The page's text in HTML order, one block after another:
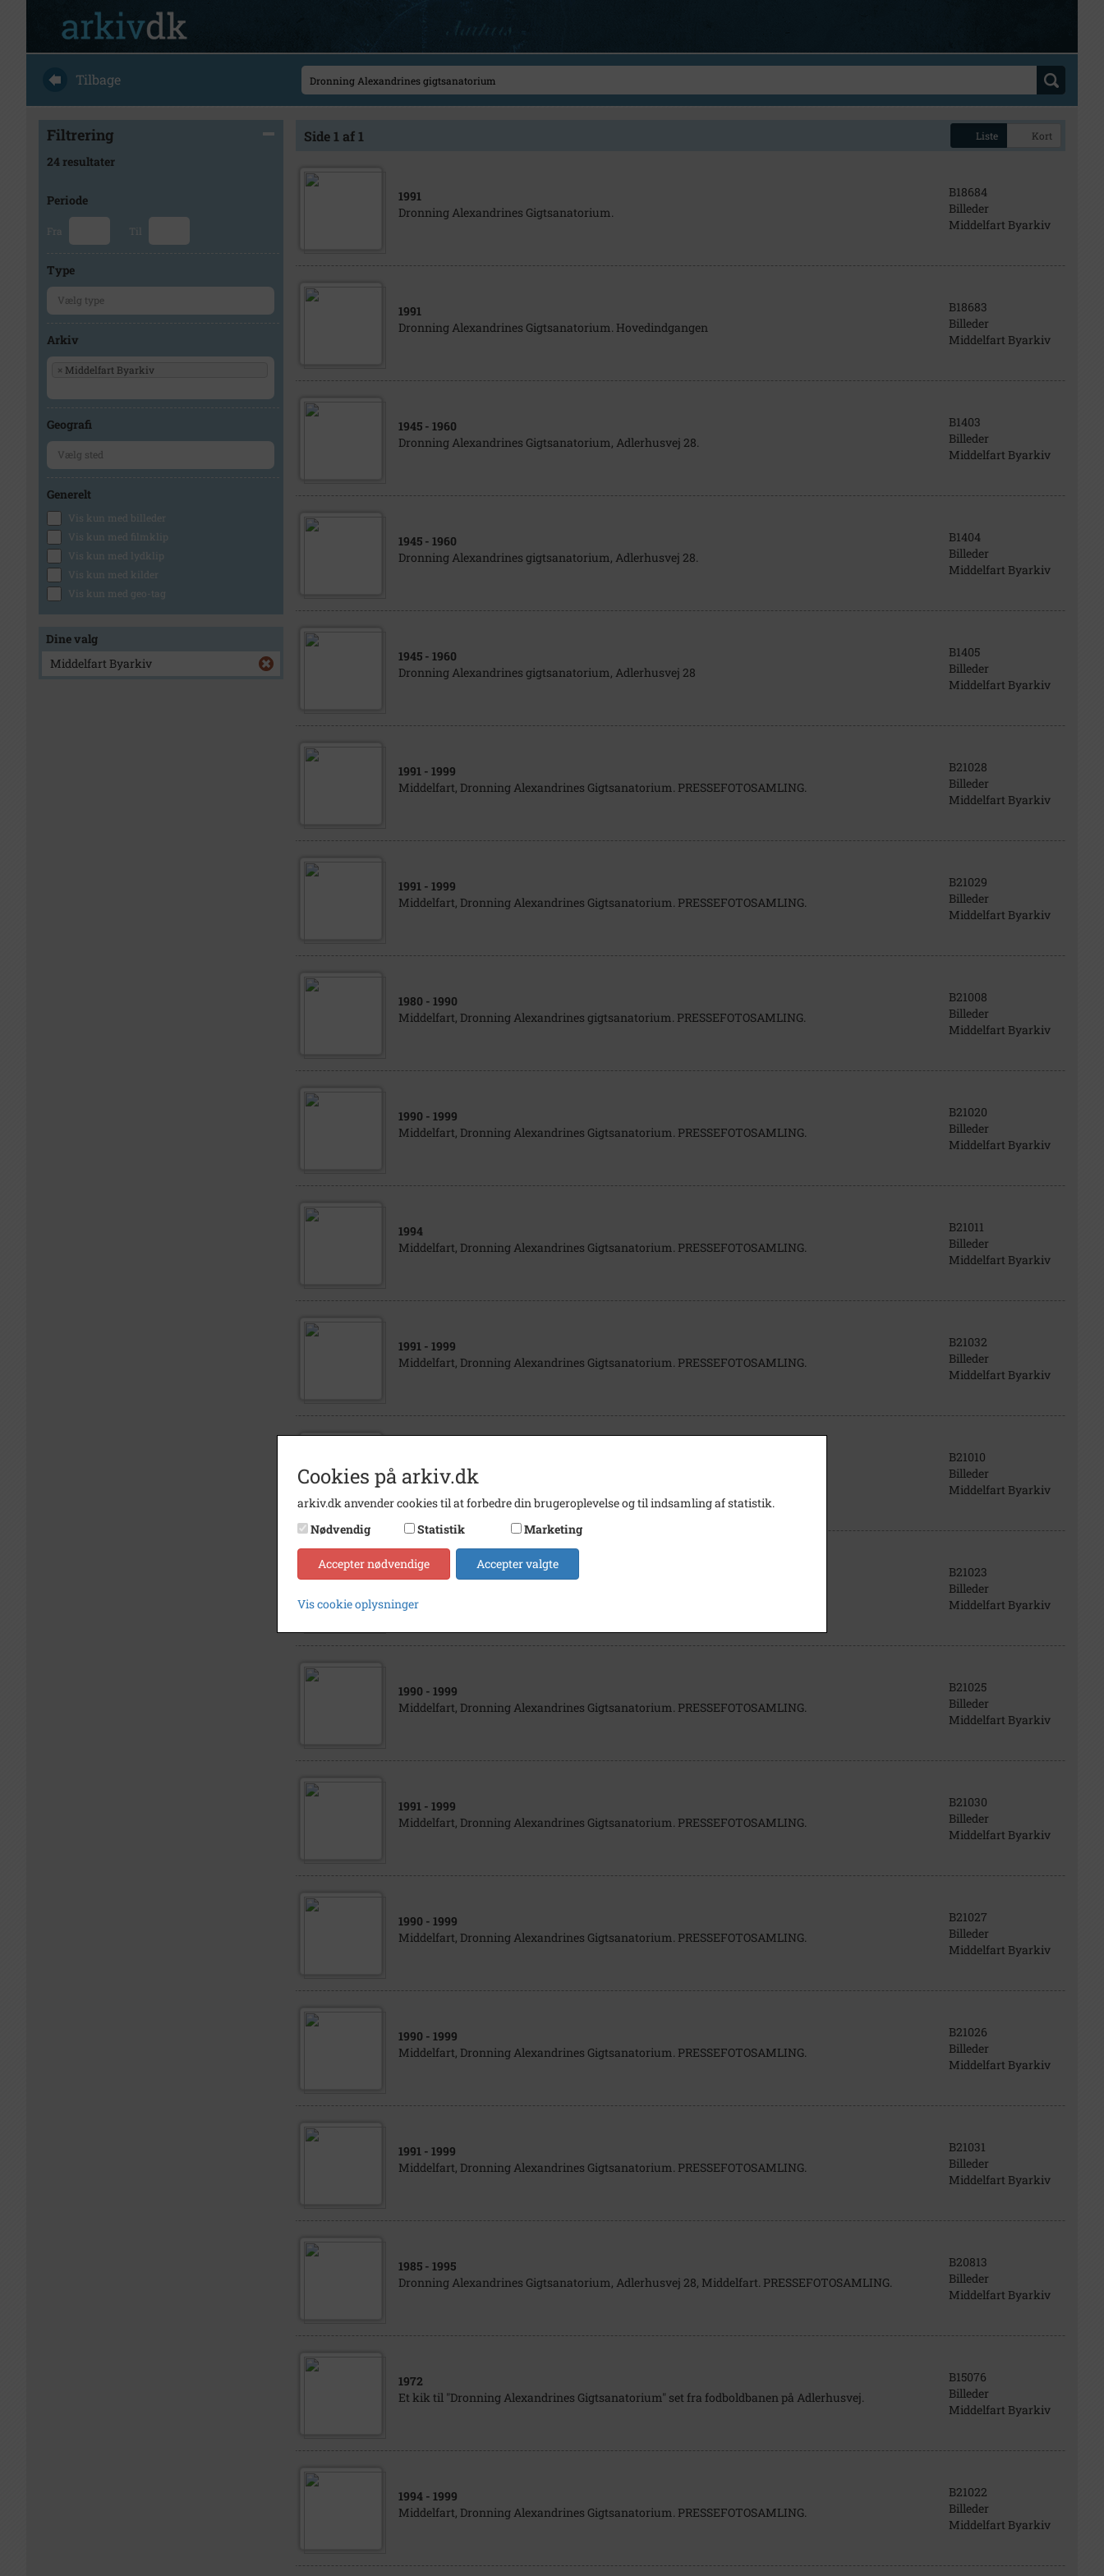
Tilbage
Filtrering
24 resultater
Periode
Fra Til
Type
Arkiv
× Middelfart Byarkiv
Geografi
Generelt
Vis kun med billeder
Vis kun med filmklip
Vis kun med lydklip
Vis kun med kilder
Vis kun med geo-tag
Dine valg
Middelfart Byarkiv
Side 1 af 1 Liste Kort
1991
Dronning Alexandrines Gigtsanatorium.
B18684
Billeder
Middelfart Byarkiv
1991
Dronning Alexandrines Gigtsanatorium. Hovedindgangen
B18683
Billeder
Middelfart Byarkiv
1945 - 1960
Dronning Alexandrines Gigtsanatorium, Adlerhusvej 28.
B1403
Billeder
Middelfart Byarkiv
1945 - 1960
Dronning Alexandrines gigtsanatorium, Adlerhusvej 28.
B1404
Billeder
Middelfart Byarkiv
1945 - 1960
Dronning Alexandrines gigtsanatorium, Adlerhusvej 28
B1405
Billeder
Middelfart Byarkiv
1991 - 1999
Middelfart, Dronning Alexandrines Gigtsanatorium. PRESSEFOTOSAMLING.
B21028
Billeder
Middelfart Byarkiv
1991 - 1999
Middelfart, Dronning Alexandrines Gigtsanatorium. PRESSEFOTOSAMLING.
B21029
Billeder
Middelfart Byarkiv
1980 - 1990
Middelfart, Dronning Alexandrines gigtsanatorium. PRESSEFOTOSAMLING.
B21008
Billeder
Middelfart Byarkiv
1990 - 1999
Middelfart, Dronning Alexandrines Gigtsanatorium. PRESSEFOTOSAMLING.
B21020
Billeder
Middelfart Byarkiv
1994
Middelfart, Dronning Alexandrines Gigtsanatorium. PRESSEFOTOSAMLING.
B21011
Billeder
Middelfart Byarkiv
1991 - 1999
Middelfart, Dronning Alexandrines Gigtsanatorium. PRESSEFOTOSAMLING.
B21032
Billeder
Middelfart Byarkiv
Middelfart, Dronning Alexandrines Gigtsanatorium. PRESSEFOTOSAMLING.
B21010
Billeder
Middelfart Byarkiv
1991- 1999
B21023
Billeder
Middelfart Byarkiv
1990 - 1999
Middelfart, Dronning Alexandrines Gigtsanatorium. PRESSEFOTOSAMLING.
B21025
Billeder
Middelfart Byarkiv
1991 - 1999
Middelfart, Dronning Alexandrines Gigtsanatorium. PRESSEFOTOSAMLING.
B21030
Billeder
Middelfart Byarkiv
1990 - 1999
Middelfart, Dronning Alexandrines Gigtsanatorium. PRESSEFOTOSAMLING.
B21027
Billeder
Middelfart Byarkiv
1990 - 1999
Middelfart, Dronning Alexandrines Gigtsanatorium. PRESSEFOTOSAMLING.
B21026
Billeder
Middelfart Byarkiv
1991 - 1999
Middelfart, Dronning Alexandrines Gigtsanatorium. PRESSEFOTOSAMLING.
B21031
Billeder
Middelfart Byarkiv
1985 - 1995
Dronning Alexandrines Gigtsanatorium, Adlerhusvej 28, Middelfart. PRESSEFOTOSAMLING.
B20813
Billeder
Middelfart Byarkiv
1972
Et kik til "Dronning Alexandrines Gigtsanatorium" set fra fodboldbanen på Adlerhusvej.
B15076
Billeder
Middelfart Byarkiv
1994 - 1999
Middelfart, Dronning Alexandrines Gigtsanatorium. PRESSEFOTOSAMLING.
B21022
Billeder
Middelfart Byarkiv
Cookies på arkiv.dk
arkiv.dk anvender cookies til at forbedre din brugeroplevelse og til indsamling af statistik.
Nødvendig
Statistik Marketing
Accepter nødvendige Accepter valgte
Vis cookie oplysninger